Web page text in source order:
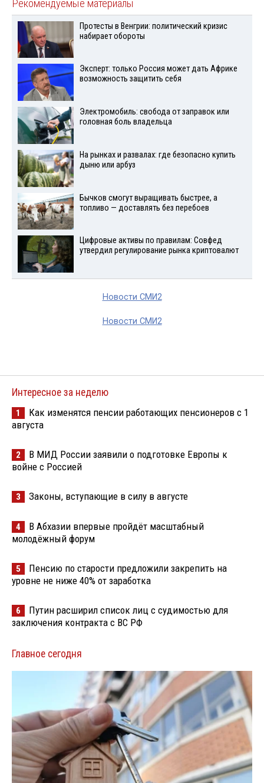
Рекомендуемые материалы
Протесты в Венгрии: политический кризис
набирает обороты
Эксперт: только Россия может дать Африке
возможность защитить себя
Электромобиль: свобода от заправок или
головная боль владельца
На рынках и развалах: где безопасно купить
дыню или арбуз
Бычков смогут выращивать быстрее, а
топливо — доставлять без перебоев
Цифровые активы по правилам: Совфед
утвердил регулирование рынка криптовалют
Новости СМИ2
Новости СМИ2
Интересное за неделю
1
Как изменятся пенсии работающих пенсионеров с 1
августа
2
В МИД России заявили о подготовке Европы к
войне с Россией
3 Законы, вступающие в силу в августе
4
В Абхазии впервые пройдёт масштабный
молодёжный форум
5
Пенсию по старости предложили закрепить на
уровне не ниже 40% от заработка
6
Путин расширил список лиц с судимостью для
заключения контракта с ВС РФ
Главное сегодня